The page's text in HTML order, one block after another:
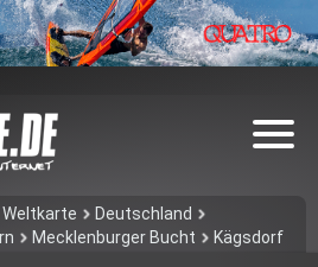
Weltkarte
Deutschland
Mecklenburger Bucht Kägsdorf